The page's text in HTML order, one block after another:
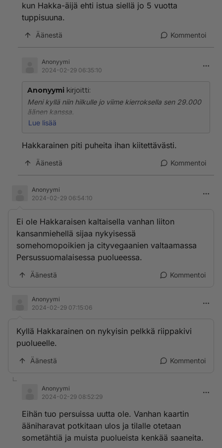
kun Hakka-äijä ehti istua siellä jo 5 vuotta
tuppisuuna.
Äänestä Kommentoi
Anonyymi
2024-02-29 06:35:10
Anonyymi kirjoitti:
Meni kyllä niin hilkulle jo viime kierroksella sen 29.000
äänen kanssa.
2015 Matuvyöryn, Oulun lapsiraiskausten ja monien
muidenkin asioiden takia.
äijä ehti istua siellä jo 5 vuotta tuppisuuna.
Lue lisää
Hakkarainen piti puheita ihan kiitettävästi.
Äänestä Kommentoi
Anonyymi
2024-02-29 06:54:10
Ei ole Hakkaraisen kaltaisella vanhan liiton
kansanmiehellä sijaa nykyisessä
somehomopoikien ja cityvegaanien valtaamassa
Persussuomalaisessa puolueessa.
Äänestä Kommentoi
Anonyymi
2024-02-29 07:15:06
Kyllä Hakkarainen on nykyisin pelkkä riippakivi
puolueelle.
Äänestä Kommentoi
Anonyymi
2024-02-29 08:52:29
Eihän tuo persuissa uutta ole. Vanhan kaartin
ääniharavat potkitaan ulos ja tilalle otetaan
sometähtiä ja muista puolueista kenkää saaneita.